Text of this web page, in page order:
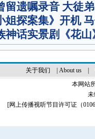
留遗嘱录音 大徒
姐探案集》开机
神话实景剧《花
关于我们 About us|
本网站
[网上传播视听节目许可证（